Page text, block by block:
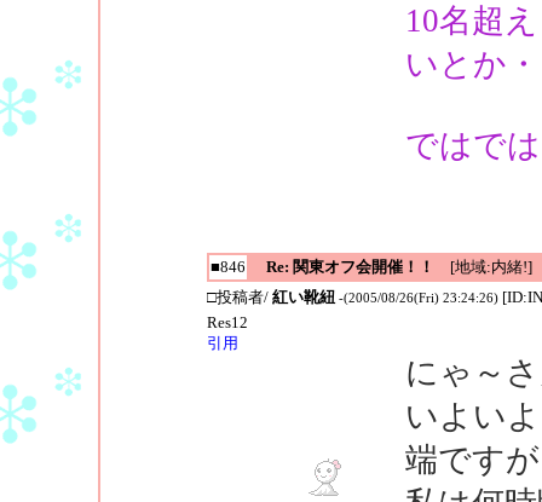
10名超
いとか
ではで
■846 Re: 関東オフ会開催！！
[地域:内緒!]
□投稿者/ 紅い靴紐 -(2005/08/26(Fri) 23:24:26)
Res12
引用
にゃ～
いよい
端です